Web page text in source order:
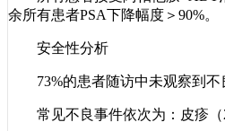
余所有患者PSA下降幅度＞90%。
安全性分析
73%的患者随访中未观察到不
常见不良事件依次为：皮疹（